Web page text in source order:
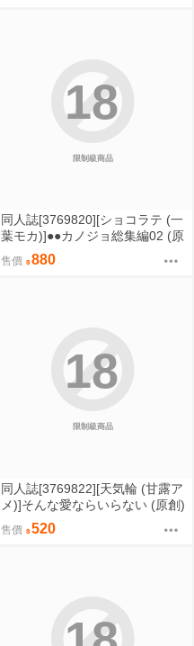
限制級商品
18
同人誌[3769820][ショコラテ (一
葉モカ)]●●カノジョ総集編02 (原
創)
售價 880
限制級商品
18
同人誌[3769822][天気輪 (甘露ア
メ)]そんな愛ならいらない (原創)
售價 520